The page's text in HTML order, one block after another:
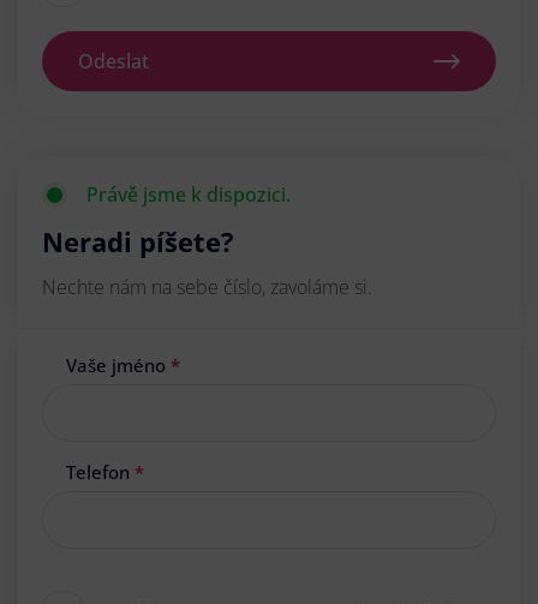
Odeslat
Právě jsme k dispozici.
Neradi píšete?
Nechte nám na sebe číslo, zavoláme si.
Vaše jméno *
Telefon *